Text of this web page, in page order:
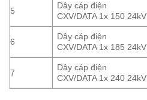
5
Dây cáp điện
CXV/DATA 1x 150 24kV
6
Dây cáp điện
CXV/DATA 1x 185 24kV
7
Dây cáp điện
CXV/DATA 1x 240 24kV